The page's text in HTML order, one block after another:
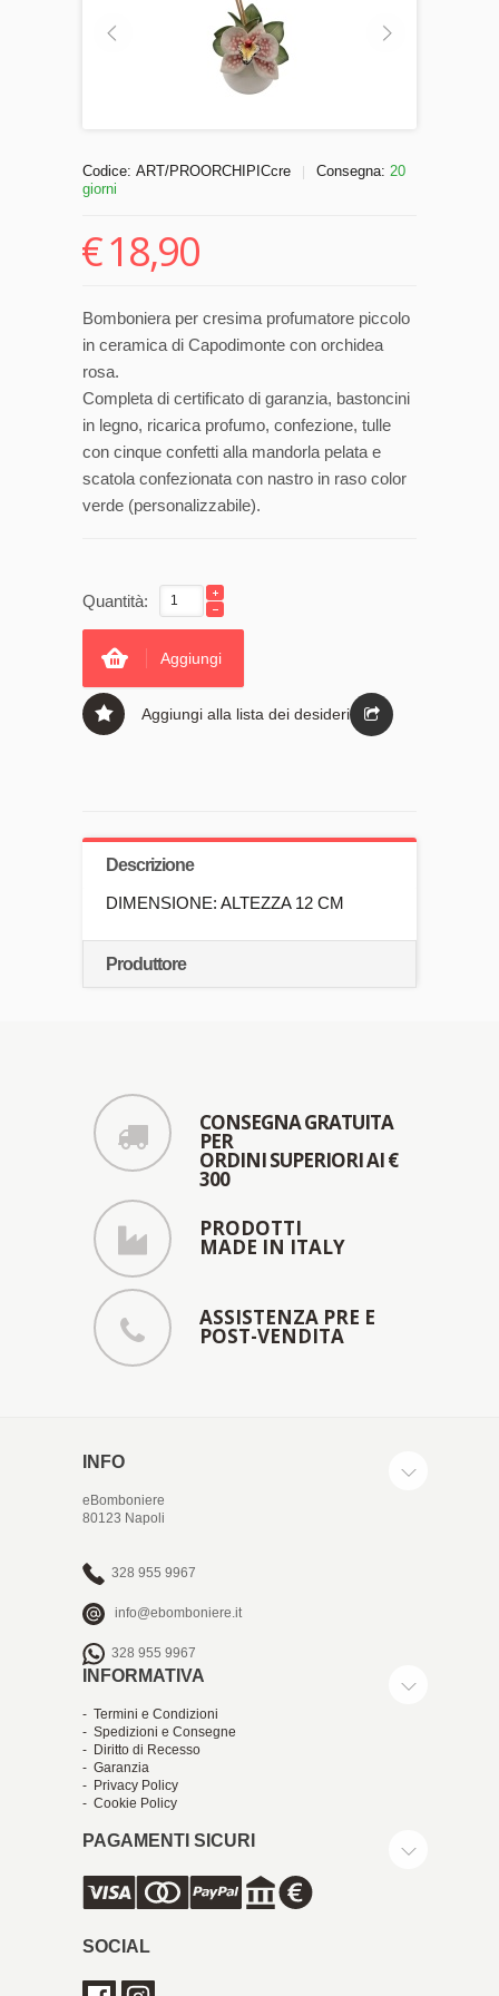
Codice: ART/PROORCHIPICcre Consegna: 20
giorni
€18,90
Bomboniera per cresima profumatore piccolo
in ceramica di Capodimonte con orchidea
rosa.
Completa di certificato di garanzia, bastoncini
in legno, ricarica profumo, confezione, tulle
con cinque confetti alla mandorla pelata e
scatola confezionata con nastro in raso color
verde (personalizzabile).
Quantità:
Aggiungi
Aggiungi alla lista dei desideri
Descrizione
DIMENSIONE: ALTEZZA 12 CM
Produttore
CONSEGNA GRATUITA
PER
ORDINI SUPERIORI AI €
300
PRODOTTI
MADE IN ITALY
ASSISTENZA PRE E
POST-VENDITA
INFO
eBomboniere
80123 Napoli
328 955 9967
info@ebomboniere.it
328 955 9967
INFORMATIVA
- Termini e Condizioni
- Spedizioni e Consegne
- Diritto di Recesso
- Garanzia
- Privacy Policy
- Cookie Policy
PAGAMENTI SICURI
SOCIAL